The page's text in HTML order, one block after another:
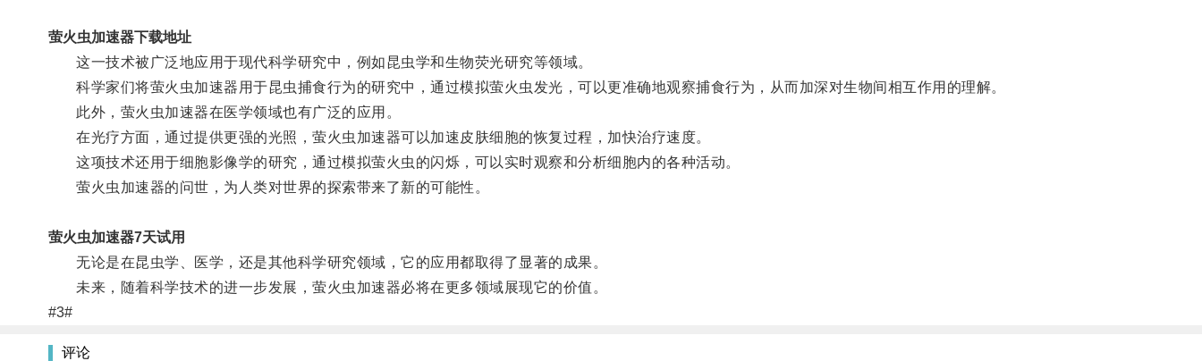
萤火虫加速器下载地址
这一技术被广泛地应用于现代科学研究中，例如昆虫学和生物荧光研究等领域。
科学家们将萤火虫加速器用于昆虫捕食行为的研究中，通过模拟萤火虫发光，可以更准确地观察捕食行为，从而加深对生物间相互作用的理解。
此外，萤火虫加速器在医学领域也有广泛的应用。
在光疗方面，通过提供更强的光照，萤火虫加速器可以加速皮肤细胞的恢复过程，加快治疗速度。
这项技术还用于细胞影像学的研究，通过模拟萤火虫的闪烁，可以实时观察和分析细胞内的各种活动。
萤火虫加速器的问世，为人类对世界的探索带来了新的可能性。
萤火虫加速器7天试用
无论是在昆虫学、医学，还是其他科学研究领域，它的应用都取得了显著的成果。
未来，随着科学技术的进一步发展，萤火虫加速器必将在更多领域展现它的价值。
#3#
评论